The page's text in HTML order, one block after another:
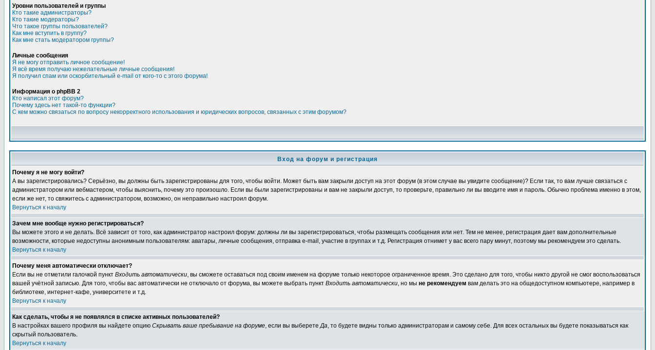
Уровни пользователей и группы
Кто такие администраторы?
Кто такие модераторы?
Что такое группы пользователей?
Как мне вступить в группу?
Как мне стать модератором группы?
Личные сообщения
Я не могу отправить личное сообщение!
Я всё время получаю нежелательные личные сообщения!
Я получил спам или оскорбительный e-mail от кого-то с этого форума!
Информация о phpBB 2
Кто написал этот форум?
Почему здесь нет такой-то функции?
С кем можно связаться по вопросу некорректного использования и юридических вопросов, связанных с этим форумом?
Вход на форум и регистрация
Почему я не могу войти?
А вы зарегистрировались? Серьёзно, вы должны быть зарегистрированы для того, чтобы войти. Может быть вам закрыли доступ на этот форум (в этом случае вы увидите сообщение)? Если так, то вам лучше связаться с
администратором или вебмастером, чтобы выяснить, почему это произошло. Если вы были зарегистрированы и вам не закрыли доступ, то проверьте, правильно ли вы вводите имя и пароль. Обычно проблема именно в этом,
если же нет, то свяжитесь с администратором, возможно, он неправильно настроил форум.
Вернуться к началу
Зачем мне вообще нужно регистрироваться?
Вы можете этого и не делать. Всё зависит от того, как администратор настроил форум: должны ли вы зарегистрироваться, чтобы размещать сообщения или нет. Тем не менее, регистрация дает вам дополнительные
возможности, которые недоступны анонимным пользователям: аватары, личные сообщения, отправка e-mail, участие в группах и т.д. Регистрация отнимет у вас всего пару минут, поэтому мы рекомендуем это сделать.
Вернуться к началу
Почему меня автоматически отключает?
Если вы не отметили галочкой пункт Входить автоматически, вы сможете оставаться под своим именем на форуме только некоторое ограниченное время. Это сделано для того, чтобы никто другой не смог воспользоваться
вашей учётной записью. Для того, чтобы вас автоматически не отключало от форума, вы можете выбрать пункт Входить автоматически, но мы не рекомендуем вам делать это на общедоступном компьютере, например в
библиотеке, интернет-кафе, университете и т.д.
Вернуться к началу
Как сделать, чтобы я не появлялся в списке активных пользователей?
В настройках вашего профиля вы найдете опцию Скрывать ваше пребывание на форуме, если вы выберетеДа, то будете видны только администраторам и самому себе. Для всех остальных вы будете показываться как
скрытый пользователь.
Вернуться к началу